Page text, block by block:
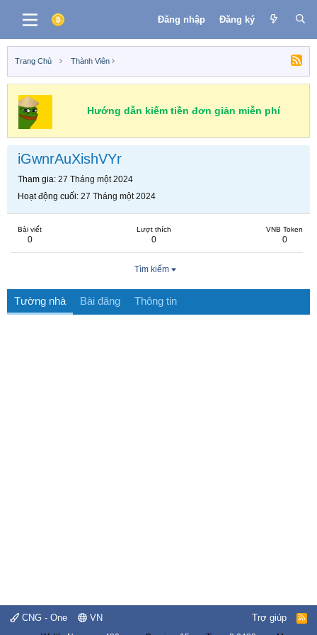
Đăng nhập Đăng ký
Trang Chủ Thành Viên
Hướng dẫn kiếm tiền đơn giản miễn phí
iGwnrAuXishVYr
Tham gia 27 Tháng một 2024
Hoạt động cuối 27 Tháng một 2024
Bài viết
0
Lượt thích
0
VNB Token
0
Tìm kiếm
Tường nhà Bài đăng Thông tin
CNG - One VN Trợ giúp
R